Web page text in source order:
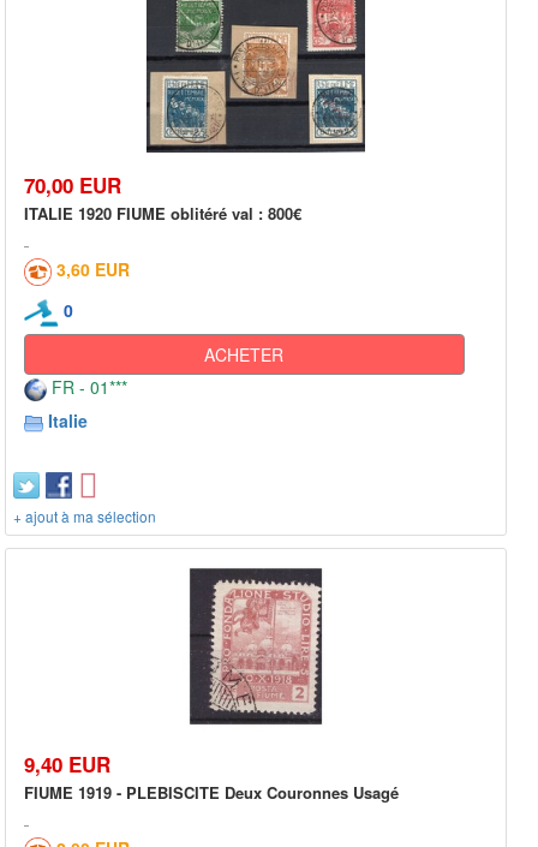
70,00 EUR
ITALIE 1920 FIUME oblitéré val : 800€
3,60 EUR
0
ACHETER
FR - 01***
Italie
+ ajout à ma sélection
9,40 EUR
FIUME 1919 - PLEBISCITE Deux Couronnes Usagé